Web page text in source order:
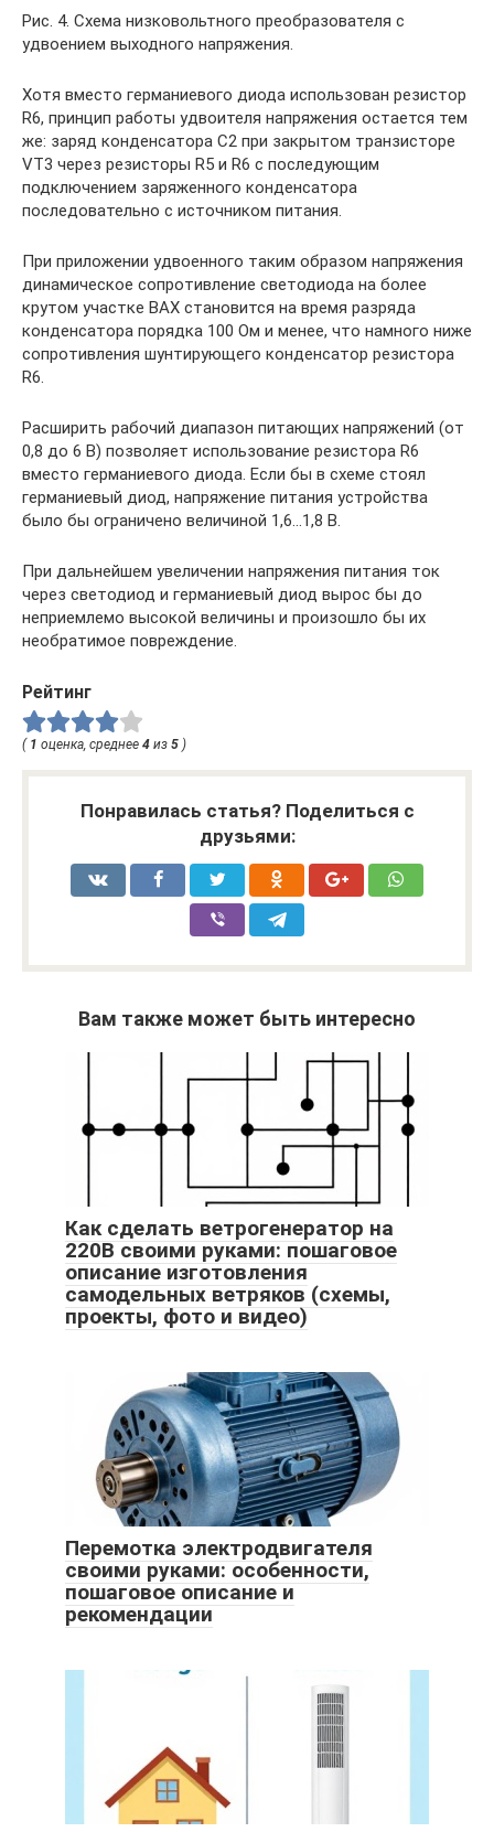
Рис. 4. Схема низковольтного преобразователя с
удвоением выходного напряжения.
Хотя вместо германиевого диода использован резистор
R6, принцип работы удвоителя напряжения остается тем
же: заряд конденсатора С2 при закрытом транзисторе
VT3 через резисторы R5 и R6 с последующим
подключением заряженного конденсатора
последовательно с источником питания.
При приложении удвоенного таким образом напряжения
динамическое сопротивление светодиода на более
крутом участке ВАХ становится на время разряда
конденсатора порядка 100 Ом и менее, что намного ниже
сопротивления шунтирующего конденсатор резистора
R6.
Расширить рабочий диапазон питающих напряжений (от
0,8 до 6 В) позволяет использование резистора R6
вместо германиевого диода. Если бы в схеме стоял
германиевый диод, напряжение питания устройства
было бы ограничено величиной 1,6…1,8 В.
При дальнейшем увеличении напряжения питания ток
через светодиод и германиевый диод вырос бы до
неприемлемо высокой величины и произошло бы их
необратимое повреждение.
Рейтинг
( 1 оценка, среднее 4 из 5 )
Понравилась статья? Поделиться с
друзьями:
Вам также может быть интересно
Как сделать ветрогенератор на
220В своими руками: пошаговое
описание изготовления
самодельных ветряков (схемы,
проекты, фото и видео)
Перемотка электродвигателя
своими руками: особенности,
пошаговое описание и
рекомендации